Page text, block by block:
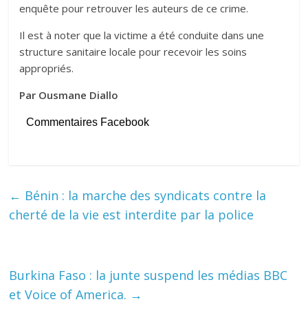
enquête pour retrouver les auteurs de ce crime.
Il est à noter que la victime a été conduite dans une
structure sanitaire locale pour recevoir les soins
appropriés.
Par Ousmane Diallo
Commentaires Facebook
← Bénin : la marche des syndicats contre la
cherté de la vie est interdite par la police
Burkina Faso : la junte suspend les médias BBC
et Voice of America. →